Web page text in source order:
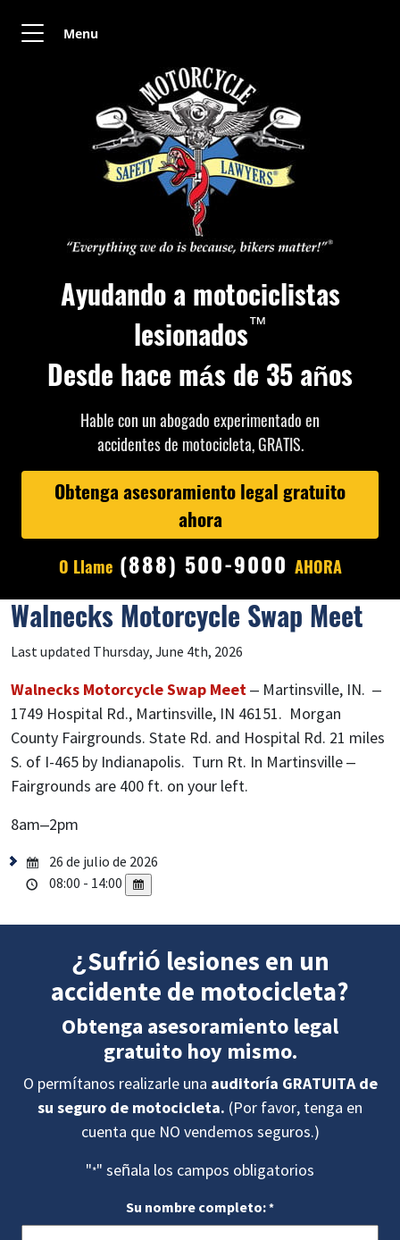
Ayudando a motociclistas
lesionados™
Desde hace más de 35 años
Hable con un abogado experimentado en
accidentes de motocicleta, GRATIS.
Obtenga asesoramiento legal gratuito
ahora
O Llame (888) 500-9000 AHORA
Menu
Walnecks Motorcycle Swap Meet
Last updated Thursday, June 4th, 2026
Walnecks Motorcycle Swap Meet– Martinsville, IN. –
1749 Hospital Rd., Martinsville, IN 46151. Morgan
County Fairgrounds. State Rd. and Hospital Rd. 21 miles
S. of I-465 by Indianapolis. Turn Rt. In Martinsville –
Fairgrounds are 400 ft. on your left.
8am–2pm
26 de julio de 2026
08:00 - 14:00
¿Sufrió lesiones en un
accidente de motocicleta?
Obtenga asesoramiento legal
gratuito hoy mismo.
O permítanos realizarle una auditoría GRATUITA de
su seguro de motocicleta. (Por favor, tenga en
cuenta que NO vendemos seguros.)
"*" señala los campos obligatorios
Su nombre completo:*